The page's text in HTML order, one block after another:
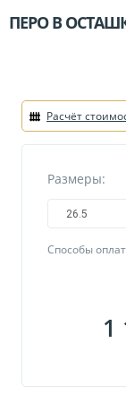
ПЕРО В
Расчёт
Размеры:
26.5
Способы
1